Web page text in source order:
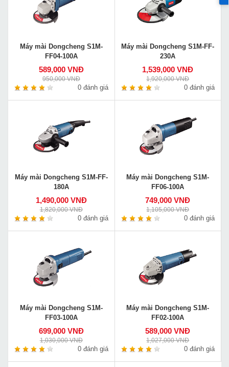
Máy mài Dongcheng S1M-
FF04-100A
589,000 VNĐ
950,000 VNĐ
0 đánh giá
Máy mài Dongcheng S1M-FF-
230A
1,539,000 VNĐ
1,920,000 VNĐ
0 đánh giá
Máy mài Dongcheng S1M-FF-
180A
1,490,000 VNĐ
1,820,000 VNĐ
0 đánh giá
Máy mài Dongcheng S1M-
FF06-100A
749,000 VNĐ
1,105,000 VNĐ
0 đánh giá
Máy mài Dongcheng S1M-
FF03-100A
699,000 VNĐ
1,030,000 VNĐ
0 đánh giá
Máy mài Dongcheng S1M-
FF02-100A
589,000 VNĐ
1,027,000 VNĐ
0 đánh giá